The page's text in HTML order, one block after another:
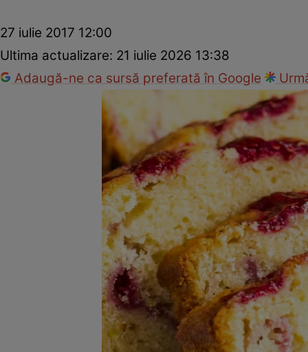
27 iulie 2017 12:00
Ultima actualizare: 21 iulie 2026 13:38
Adaugă-ne ca sursă preferată în Google